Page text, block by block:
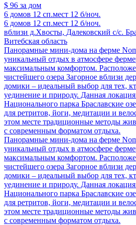
$ 96 за дом
6 домов 12 сп.мест 12 б/ноч.
6 домов 12 сп.мест 12 б/ноч.
вблизи д.Хвосты, Далековский с/с.
Витебская область
Панорамные мини-дома на ферме
уникальный отдых в атмосфере
максимальным комфортом.
чистейшего озера Загорное вблизи
домики – идеальный выбор для тех,
уединение и природу. Данная
Национального парка Браславские
для ретритов, йоги, медитации и
этом месте традиционные методы
с современным форматом отдыха.
Панорамные мини-дома на ферме
уникальный отдых в атмосфере
максимальным комфортом.
чистейшего озера Загорное вблизи
домики – идеальный выбор для тех,
уединение и природу. Данная
Национального парка Браславские
для ретритов, йоги, медитации и
этом месте традиционные методы
с современным форматом отдыха.